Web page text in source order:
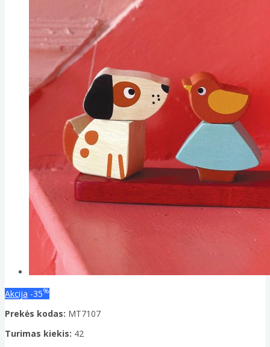
Akcija -35%
Prekės kodas: MT7107
Turimas kiekis: 42